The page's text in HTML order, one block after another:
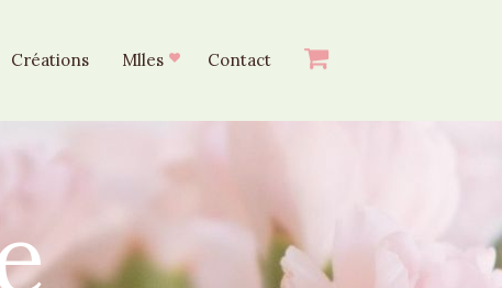
Créations Mlles Contact